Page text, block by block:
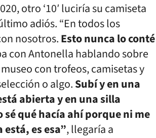
otro ‘10′ luciría su camiseta
adiós. “En todos los
nosotros.Esto nunca lo conté
con Antonella hablando sobre
con trofeos, camisetas y
o algo.Subí y en una
abierta y en una silla
sé qué hacía ahí porque ni me
es esa”, llegaría a